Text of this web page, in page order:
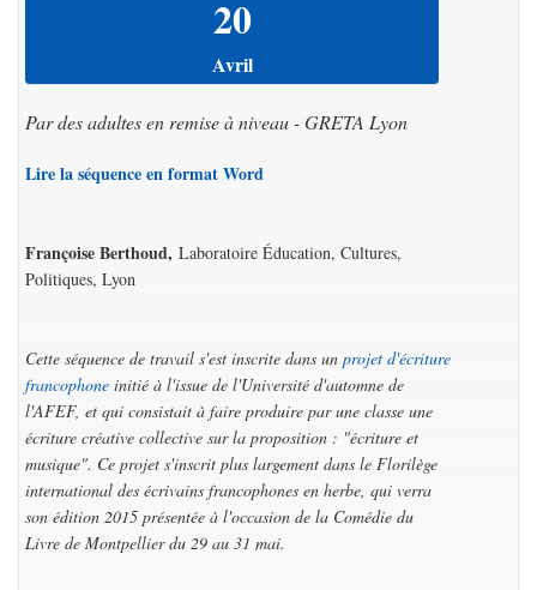
20
Avril
Par des adultes en remise à niveau - GRETA Lyon
Lire la séquence en format Word
Françoise Berthoud, Laboratoire Éducation, Cultures,
Politiques, Lyon
Cette séquence de travail s'est inscrite dans un projet d'écriture
francophone initié à l'issue de l'Université d'automne de
l'AFEF, et qui consistait à faire produire par une classe une
écriture créative collective sur la proposition : "écriture et
musique". Ce projet s'inscrit plus largement dans le Florilège
international des écrivains francophones en herbe, qui verra
son édition 2015 présentée à l'occasion de la Comédie du
Livre de Montpellier du 29 au 31 mai.